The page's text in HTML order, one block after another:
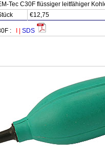
Tec C30F flüssiger leitfähiger
€12,75
: SDS